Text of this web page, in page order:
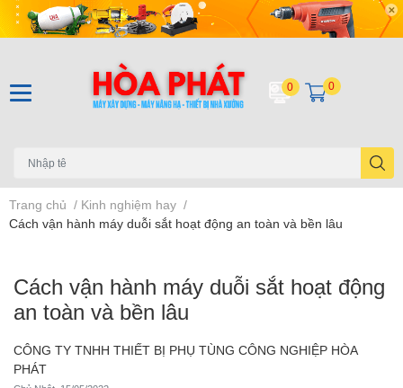
0 0
Trang chủ / Kinh nghiệm hay /
Cách vận hành máy duỗi sắt hoạt động an toàn và bền lâu
Cách vận hành máy duỗi sắt hoạt động
an toàn và bền lâu
CÔNG TY TNHH THIẾT BỊ PHỤ TÙNG CÔNG NGHIỆP HÒA
PHÁT